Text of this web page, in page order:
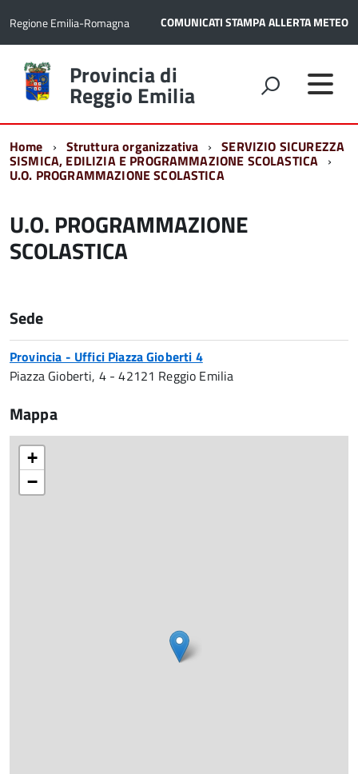
Regione Emilia-Romagna COMUNICATI STAMPAALLERTA METEO
Torna
alla
home
Provincia di
Reggio Emilia
Home Struttura organizzativa SERVIZIO SICUREZZA
SISMICA, EDILIZIA E PROGRAMMAZIONE SCOLASTICA
U.O. PROGRAMMAZIONE SCOLASTICA
U.O. PROGRAMMAZIONE
SCOLASTICA
Sede
Provincia - Uffici Piazza Gioberti 4
Piazza Gioberti, 4 - 42121 Reggio Emilia
Mappa
+
−